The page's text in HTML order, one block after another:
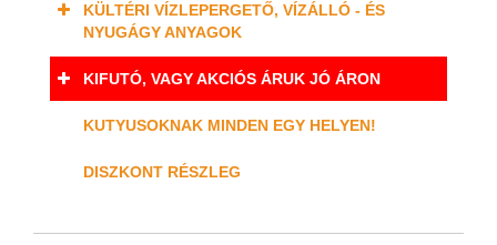
KÜLTÉRI VÍZLEPERGETŐ, VÍZÁLLÓ - ÉS
NYUGÁGY ANYAGOK
KIFUTÓ, VAGY AKCIÓS ÁRUK JÓ ÁRON
KUTYUSOKNAK MINDEN EGY HELYEN!
DISZKONT RÉSZLEG